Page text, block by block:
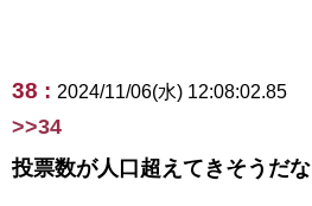
38 : 2024/11/06(水) 12:08:02.85
>>34
投票数が人口超えてきそうだな